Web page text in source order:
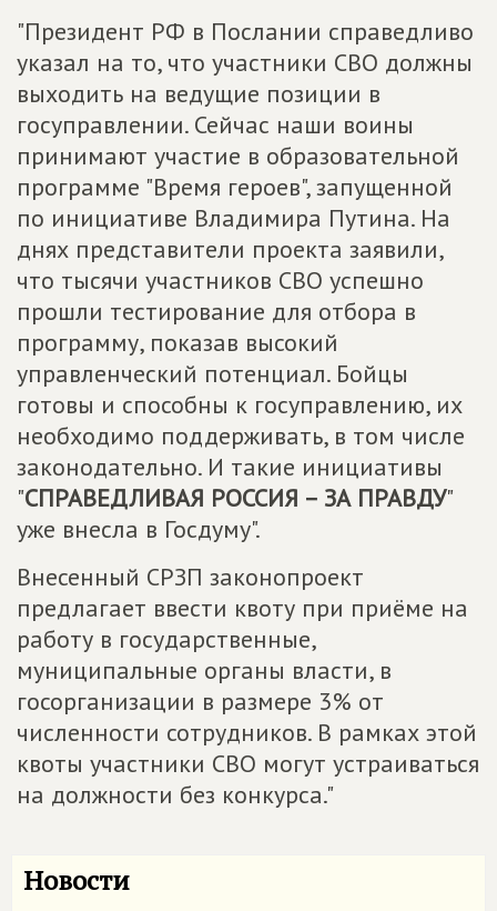
"Президент РФ в Послании справедливо
указал на то, что участники СВО должны
выходить на ведущие позиции в
госуправлении. Сейчас наши воины
принимают участие в образовательной
программе "Время героев", запущенной
по инициативе Владимира Путина. На
днях представители проекта заявили,
что тысячи участников СВО успешно
прошли тестирование для отбора в
программу, показав высокий
управленческий потенциал. Бойцы
готовы и способны к госуправлению, их
необходимо поддерживать, в том числе
законодательно. И такие инициативы
"СПРАВЕДЛИВАЯ РОССИЯ – ЗА ПРАВДУ"
уже внесла в Госдуму".
Внесенный СРЗП законопроект
предлагает ввести квоту при приёме на
работу в государственные,
муниципальные органы власти, в
госорганизации в размере 3% от
численности сотрудников. В рамках этой
квоты участники СВО могут устраиваться
на должности без конкурса."
Новости